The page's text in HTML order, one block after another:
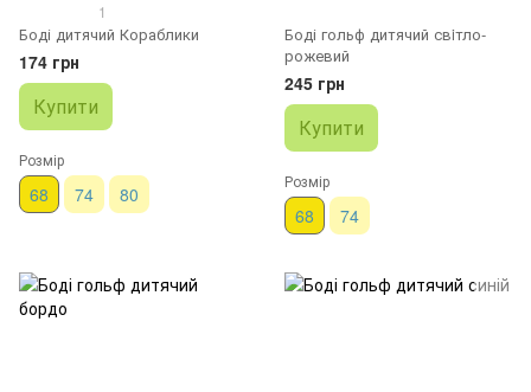
1
Боді дитячий Кораблики
174 грн
Купити
Розмір
68 74 80
Боді гольф дитячий свiтло-
рожевий
245 грн
Купити
Розмір
68 74